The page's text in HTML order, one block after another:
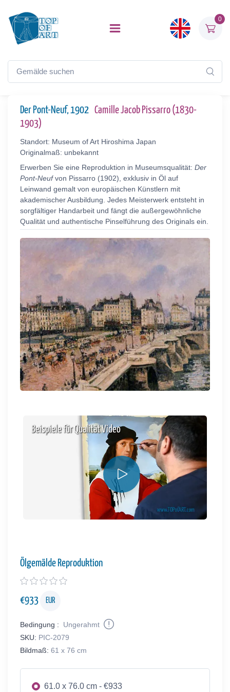
0
Der Pont-Neuf, 1902 Camille Jacob Pissarro (1830-
1903)
Standort: Museum of Art Hiroshima Japan
Originalmaß: unbekannt
Erwerben Sie eine Reproduktion in Museumsqualität: Der
Pont-Neufvon Pissarro (1902), exklusiv in Öl auf
Leinwand gemalt von europäischen Künstlern mit
akademischer Ausbildung. Jedes Meisterwerk entsteht in
sorgfältiger Handarbeit und fängt die außergewöhnliche
Qualität und authentische Pinselführung des Originals ein.
Beispiele für Qualität Video
Ölgemälde Reproduktion
€933 EUR
Bedingung :
Ungerahmt
SKU: PIC-2079
Bildmaß: 61 x 76 cm
61.0 x 76.0 cm - €933